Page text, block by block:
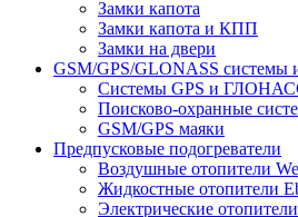
Замки капота
Замки капота и КПП
Замки на двери
GSM/GPS/GLONASS системы
Системы GPS и
Поисково-охранные
GSM/GPS маяки
Предпусковые подогреватели
Воздушные отопители
Жидкостные отопители
Электрические